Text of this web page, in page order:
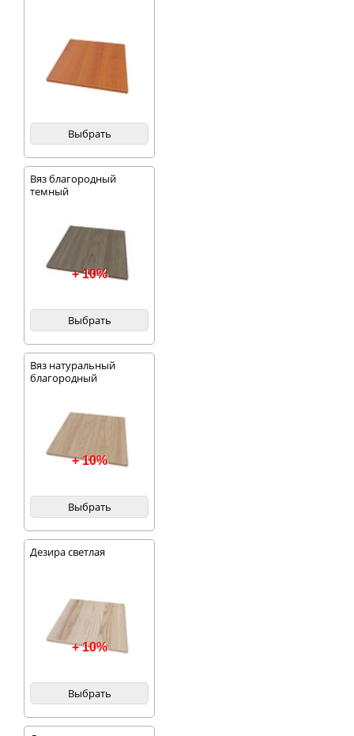
Выбрать
Вяз благородный
темный
+ 10%
Выбрать
Вяз натуральный
благородный
+ 10%
Выбрать
Дезира светлая
+ 10%
Выбрать